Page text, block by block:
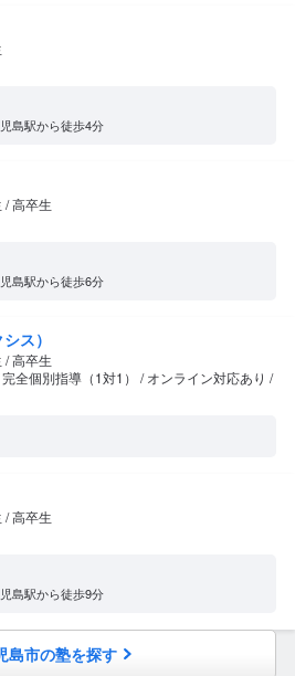
島駅から徒歩4分
/ 高卒生
島駅から徒歩6分
ス）
/ 高卒生
全個別指導（1対1） / オンライン対応あり /
/ 高卒生
島駅から徒歩9分
島市の塾を探す